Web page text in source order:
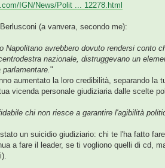
IGN/News/Polit ... 12278.html
(a vanvera, secondo me):
Napolitano avrebbero dovuto rendersi conto
nazionale, distruggevano un
"
aumentato la loro credibilità, separando la
vicenda personale giudiziaria dalle scelte
chi non riesce a garantire l'agibilità
un suicidio giudiziario: chi te l'ha fatto
a fare il leader, se ti vogliono quelli di cd,